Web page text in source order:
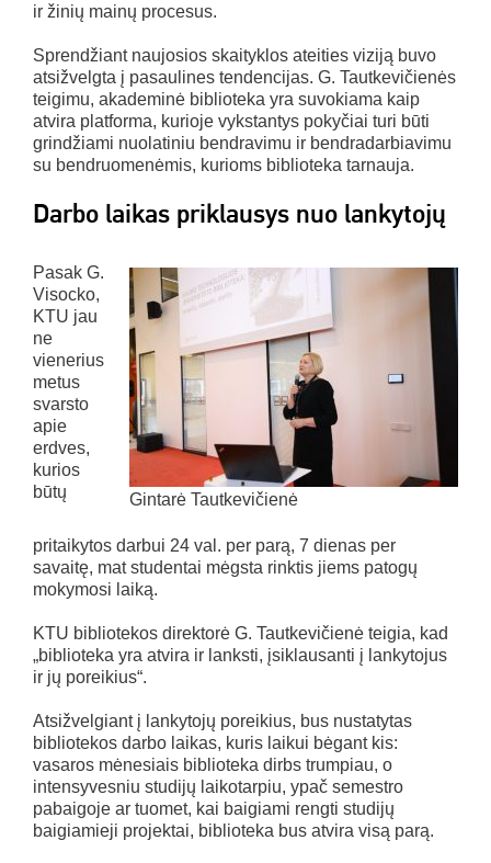
ir žinių mainų procesus.
Sprendžiant naujosios skaityklos ateities viziją buvo
atsižvelgta į pasaulines tendencijas. G. Tautkevičienės
teigimu, akademinė biblioteka yra suvokiama kaip
atvira platforma, kurioje vykstantys pokyčiai turi būti
grindžiami nuolatiniu bendravimu ir bendradarbiavimu
su bendruomenėmis, kurioms biblioteka tarnauja.
Darbo laikas priklausys nuo lankytojų
Gintarė Tautkevičienė
Pasak G.
Visocko,
KTU jau
ne
vienerius
metus
svarsto
apie
erdves,
kurios
būtų
pritaikytos darbui 24 val. per parą, 7 dienas per
savaitę, mat studentai mėgsta rinktis jiems patogų
mokymosi laiką.
KTU bibliotekos direktorė G. Tautkevičienė teigia, kad
„biblioteka yra atvira ir lanksti, įsiklausanti į lankytojus
ir jų poreikius“.
Atsižvelgiant į lankytojų poreikius, bus nustatytas
bibliotekos darbo laikas, kuris laikui bėgant kis:
vasaros mėnesiais biblioteka dirbs trumpiau, o
intensyvesniu studijų laikotarpiu, ypač semestro
pabaigoje ar tuomet, kai baigiami rengti studijų
baigiamieji projektai, biblioteka bus atvira visą parą.